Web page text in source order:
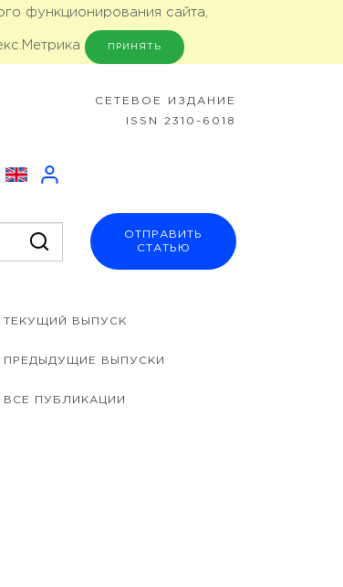
функционирования сайта,
ПРИНЯТЬ
CЕТЕВОЕ ИЗДАНИЕ
ISSN 2310-6018
ОТПРАВИТЬ
СТАТЬЮ
ТЕКУЩИЙ ВЫПУСК
ПРЕДЫДУЩИЕ ВЫПУСКИ
ВСЕ ПУБЛИКАЦИИ